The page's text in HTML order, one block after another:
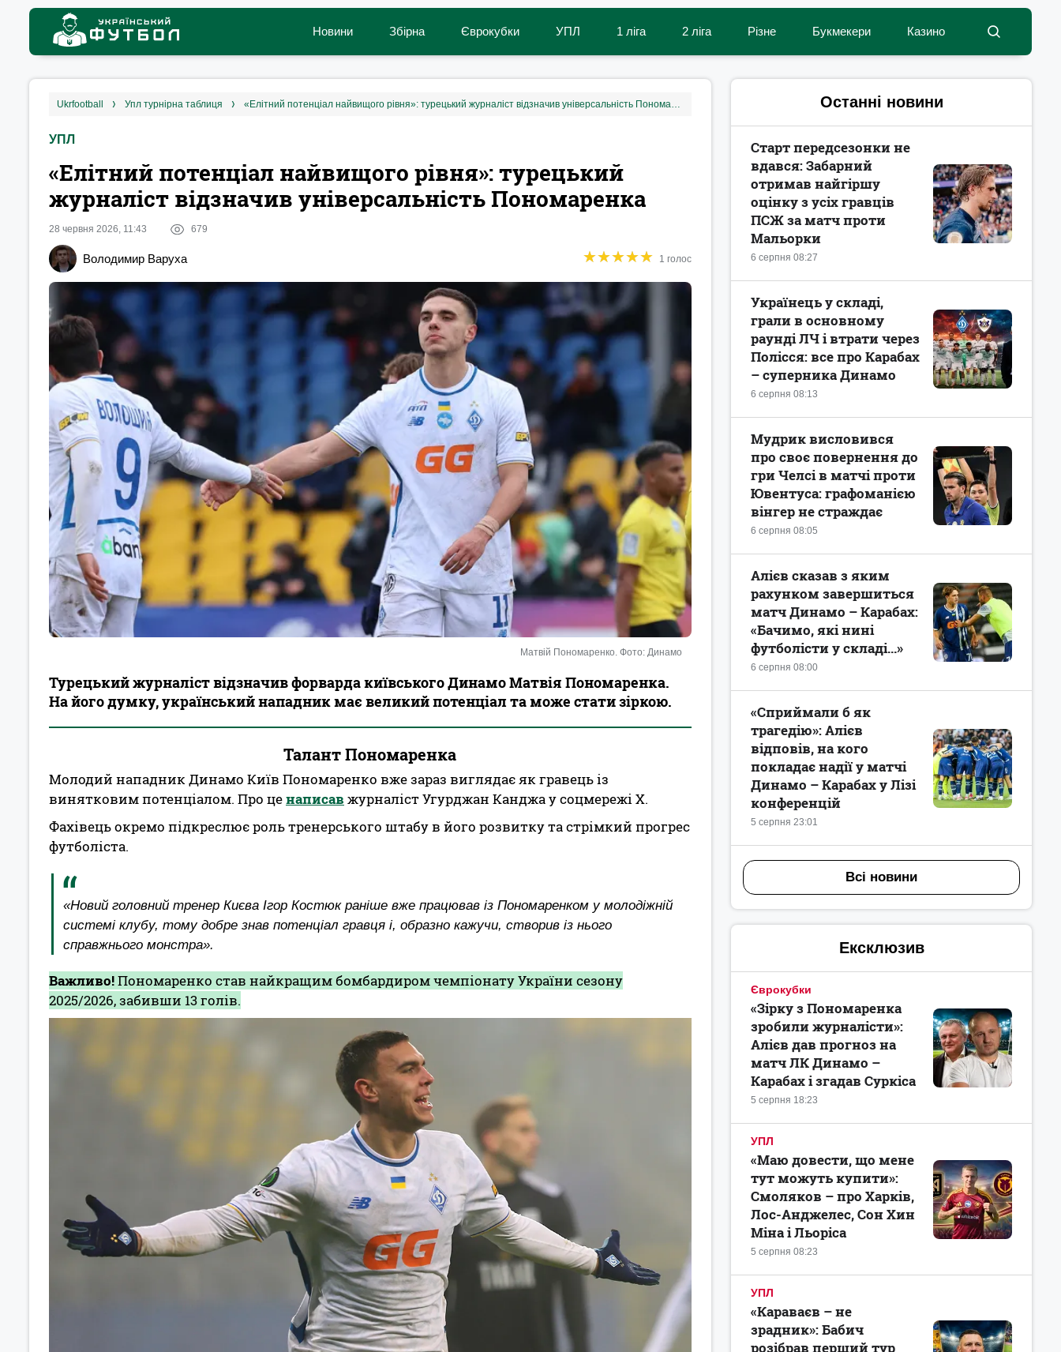
Новини Збірна Єврокубки УПЛ 1 ліга 2 ліга Різне Букмекери Казино
ukrfootball упл турнірна таблиця «Елітний потенціал найвищого рівня»: турецький журналіст відзначив універсальність Пономаренка
УПЛ
«Елітний потенціал найвищого рівня»: турецький
журналіст відзначив універсальність Пономаренка
28 червня 2026, 11:43 679
Володимир Варуха ★★★★★
★★★★★ 1 голос
Матвій Пономаренко. Фото: Динамо
Турецький журналіст відзначив форварда київського Динамо Матвія Пономаренка.
На його думку, український нападник має великий потенціал та може стати зіркою.
Талант Пономаренка
Молодий нападник Динамо Київ Пономаренко вже зараз виглядає як гравець із
винятковим потенціалом. Про ценаписав журналіст Угурджан Канджа у соцмережі X.
Фахівець окремо підкреслює роль тренерського штабу в його розвитку та стрімкий прогрес
футболіста.
«Новий головний тренер Києва Ігор Костюк раніше вже працював із Пономаренком у молодіжній
системі клубу, тому добре знав потенціал гравця і, образно кажучи, створив із нього
справжнього монстра».
Важливо!Пономаренко став найкращим бомбардиром чемпіонату України сезону
2025/2026, забивши 13 голів.
Останні новини
6 серпня 08:27
Старт передсезонки не
вдався: Забарний
отримав найгіршу
оцінку з усіх гравців
ПСЖ за матч проти
Мальорки
6 серпня 08:13
Українець у складі,
грали в основному
раунді ЛЧ і втрати через
Полісся: все про Карабах
– суперника Динамо
6 серпня 08:05
Мудрик висловився
про своє повернення до
гри Челсі в матчі проти
Ювентуса: графоманією
вінгер не страждає
6 серпня 08:00
Алієв сказав з яким
рахунком завершиться
матч Динамо – Карабах:
«Бачимо, які нині
футболісти у складі...»
5 серпня 23:01
«Сприймали б як
трагедію»: Алієв
відповів, на кого
покладає надії у матчі
Динамо – Карабах у Лізі
конференцій
Всі новини
Ексклюзив
Єврокубки
5 серпня 18:23
«Зірку з Пономаренка
зробили журналісти»:
Алієв дав прогноз на
матч ЛК Динамо –
Карабах і згадав Суркіса
УПЛ
5 серпня 08:23
«Маю довести, що мене
тут можуть купити»:
Смоляков – про Харків,
Лос-Анджелес, Сон Хин
Міна і Льоріса
УПЛ
«Караваєв – не
зрадник»: Бабич
розібрав перший тур